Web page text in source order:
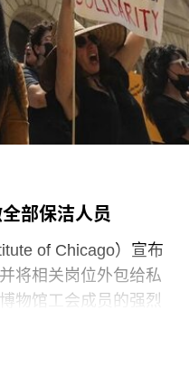
划分为“抽象”、“流行
事”等单元。根据新闻
按照自己的方式”与艺
布扎比耗资数十亿美
文化机构之一。该文
Louvre Abu
部保洁人员
of Chicago）宣布
将相关岗位外包给私
物馆工会成员的强烈